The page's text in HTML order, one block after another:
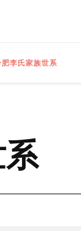
李氏家族世系